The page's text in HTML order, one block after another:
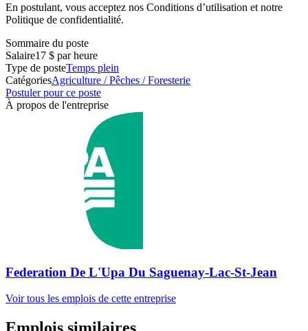
En postulant, vous acceptez nos Conditions d’utilisation et notre
Politique de confidentialité.
Sommaire du poste
Salaire17 $ par heure
Type de posteTemps plein
CatégoriesAgriculture / Pêches / Foresterie
Postuler pour ce poste
À propos de l'entreprise
Federation De L'Upa Du Saguenay-Lac-St-Jean
Voir tous les emplois de cette entreprise